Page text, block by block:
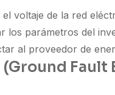
voltaje de la red
los parámetros del
al proveedor de
Fault